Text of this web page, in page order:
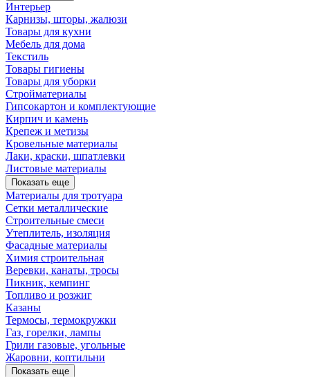
Интерьер
Карнизы, шторы, жалюзи
Товары для кухни
Мебель для дома
Текстиль
Товары гигиены
Товары для уборки
Стройматериалы
Гипсокартон и комплектующие
Кирпич и камень
Крепеж и метизы
Кровельные материалы
Лаки, краски, шпатлевки
Листовые материалы
Показать еще
Материалы для тротуара
Сетки металлические
Строительные смеси
Утеплитель, изоляция
Фасадные материалы
Химия строительная
Веревки, канаты, тросы
Пикник, кемпинг
Топливо и розжиг
Казаны
Термосы, термокружки
Газ, горелки, лампы
Грили газовые, угольные
Жаровни, коптильни
Показать еще